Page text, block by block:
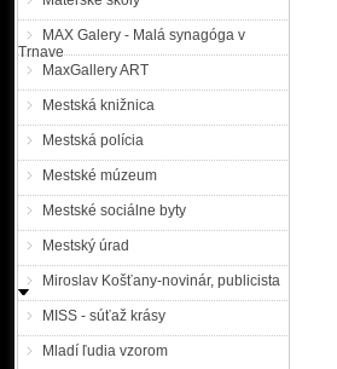
MAX Galery - Malá synagóga v
Trnave
MaxGallery ART
Mestská knižnica
Mestská polícia
Mestské múzeum
Mestské sociálne byty
Mestský úrad
Miroslav Košťany-novinár, publicista
MISS - súťaž krásy
Mladí ľudia vzorom